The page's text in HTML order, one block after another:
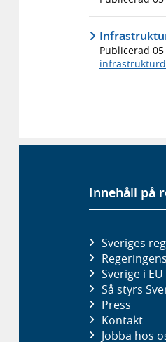
Publicerad
Innehåll på
Sveriges
Sverige i EU
Så styrs
Press
Kontakt
Jobba hos